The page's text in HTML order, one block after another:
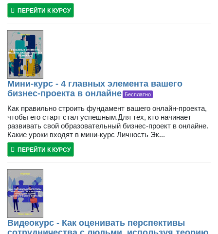
ПЕРЕЙТИ К КУРСУ
Мини-курс - 4 главных элемента вашего
бизнес-проекта в онлайне Бесплатно
Как правильно строить фундамент вашего онлайн-проекта,
чтобы его старт стал успешным.Для тех, кто начинает
развивать свой образовательный бизнес-проект в онлайне.
Какие уроки входят в мини-курс Личность Эк...
ПЕРЕЙТИ К КУРСУ
Видеокурс - Как оценивать перспективы